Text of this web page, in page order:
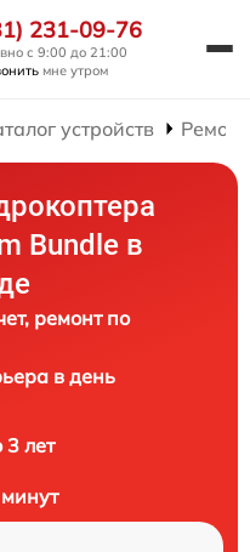
231-09-76
с 9:00 до 21:00
мне утром
устройств
Bundle в
ремонт по
в день
3 лет